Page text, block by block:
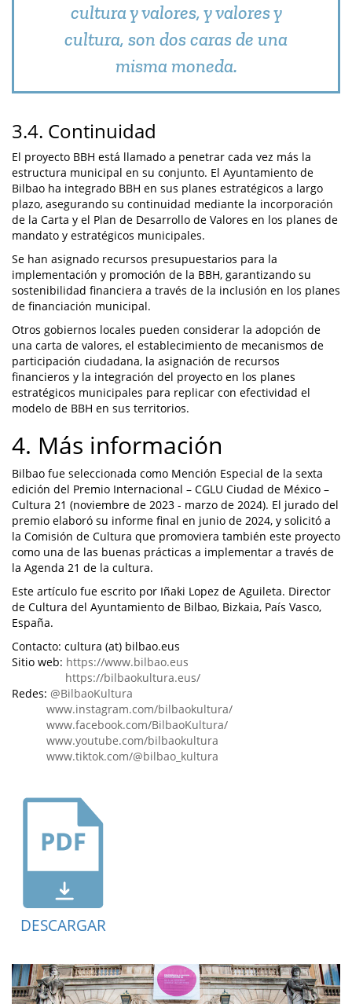
cultura y valores, y valores y
cultura, son dos caras de una
misma moneda.
3.4. Continuidad
El proyecto BBH está llamado a penetrar cada vez más la
estructura municipal en su conjunto. El Ayuntamiento de
Bilbao ha integrado BBH en sus planes estratégicos a largo
plazo, asegurando su continuidad mediante la incorporación
de la Carta y el Plan de Desarrollo de Valores en los planes de
mandato y estratégicos municipales.
Se han asignado recursos presupuestarios para la
implementación y promoción de la BBH, garantizando su
sostenibilidad financiera a través de la inclusión en los planes
de financiación municipal.
Otros gobiernos locales pueden considerar la adopción de
una carta de valores, el establecimiento de mecanismos de
participación ciudadana, la asignación de recursos
financieros y la integración del proyecto en los planes
estratégicos municipales para replicar con efectividad el
modelo de BBH en sus territorios.
4. Más información
Bilbao fue seleccionada como Mención Especial de la sexta
edición del Premio Internacional – CGLU Ciudad de México –
Cultura 21 (noviembre de 2023 - marzo de 2024). El jurado del
premio elaboró su informe final en junio de 2024, y solicitó a
la Comisión de Cultura que promoviera también este proyecto
como una de las buenas prácticas a implementar a través de
la Agenda 21 de la cultura.
Este artículo fue escrito por Iñaki Lopez de Aguileta. Director
de Cultura del Ayuntamiento de Bilbao, Bizkaia, País Vasco,
España.
Contacto: cultura (at) bilbao.eus
Sitio web: https://www.bilbao.eus
https://bilbaokultura.eus/
Redes: @BilbaoKultura
www.instagram.com/bilbaokultura/
www.facebook.com/BilbaoKultura/
www.youtube.com/bilbaokultura
www.tiktok.com/@bilbao_kultura
DESCARGAR